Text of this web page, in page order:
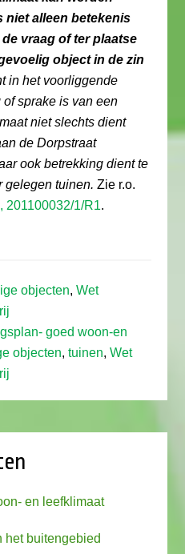
niet alleen betekenis
vraag of ter plaatse
object in de zin
in het voorliggende
sprake is van een
niet slechts dient
de Dorpstraat
ook betrekking dient te
gelegen tuinen.Zie r.o.
201100032/1/R1.
objecten,Wet
goed woon-en
objecten,tuinen,Wet
en leefklimaat
het buitengebied